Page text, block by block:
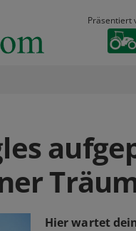
Präsentiert
Hier wartet